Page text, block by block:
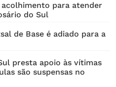
para atender
do Sul
de Base é adiado para a
presta apoio às vítimas
são suspensas no